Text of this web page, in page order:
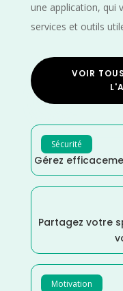
une application, qui
services et outils
VOIR
Sécurité
Gérez
Partagez votre
Motivation